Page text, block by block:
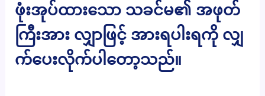
ဖုံးအုပ်ထားသော သခင်မ၏ အဖုတ်
ကြီးအား လျှာဖြင့် အားရပါးရကို လျှ
က်ပေးလိုက်ပါတော့သည်။